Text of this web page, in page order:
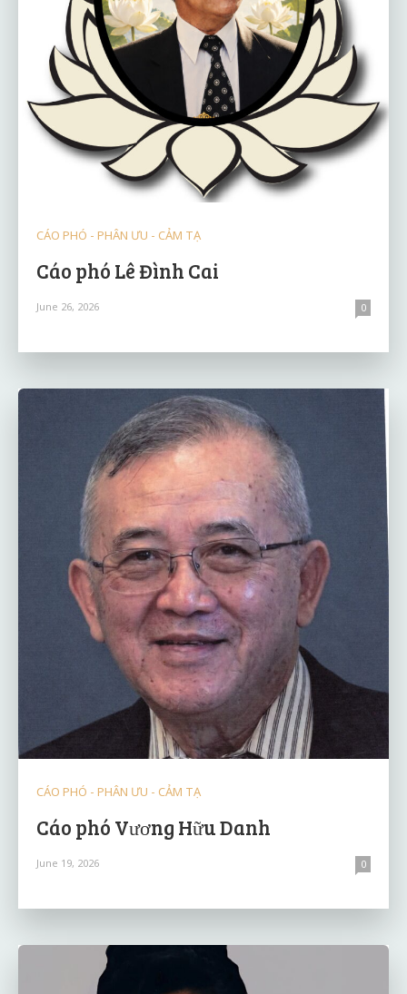
CÁO PHÓ - PHÂN ƯU - CẢM TẠ
Cáo phó Lê Đình Cai
June 26, 2026 0
CÁO PHÓ - PHÂN ƯU - CẢM TẠ
Cáo phó Vương Hữu Danh
June 19, 2026 0